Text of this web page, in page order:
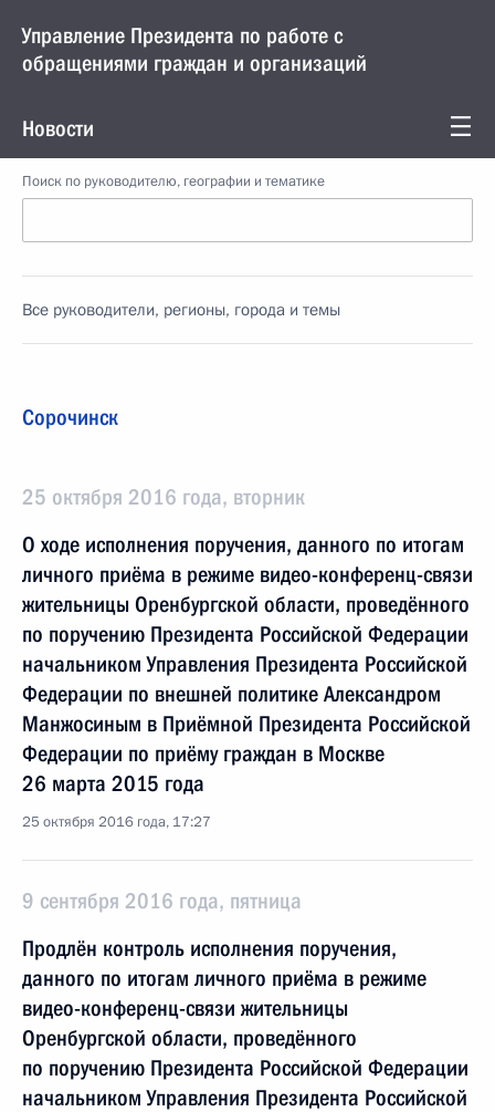
Управление Президента по работе с
обращениями граждан и организаций
Новости
Поиск по руководителю, географии и тематике
Все руководители, регионы, города и темы
Сорочинск
25 октября 2016 года, вторник
О ходе исполнения поручения, данного по итогам
личного приёма в режиме видео-конференц-связи
жительницы Оренбургской области, проведённого
по поручению Президента Российской Федерации
начальником Управления Президента Российской
Федерации по внешней политике Александром
Манжосиным в Приёмной Президента Российской
Федерации по приёму граждан в Москве
26 марта 2015 года
25 октября 2016 года, 17:27
9 сентября 2016 года, пятница
Продлён контроль исполнения поручения,
данного по итогам личного приёма в режиме
видео-конференц-связи жительницы
Оренбургской области, проведённого
по поручению Президента Российской Федерации
начальником Управления Президента Российской